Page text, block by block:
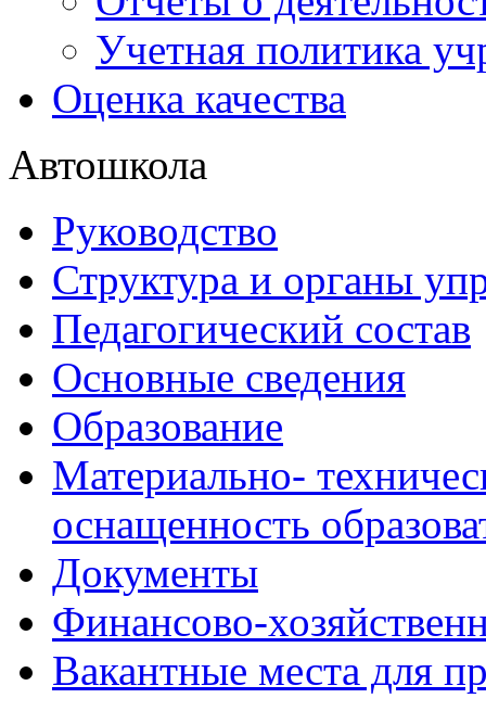
Учетная политика
Оценка качества
Автошкола
Руководство
Структура и органы
Педагогический состав
Основные сведения
Образование
Материально-
оснащенность
Документы
Финансово-
Вакантные места для